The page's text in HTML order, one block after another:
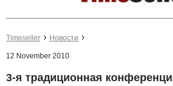
Timeseller Новости
12 November 2010
3-я традиционная